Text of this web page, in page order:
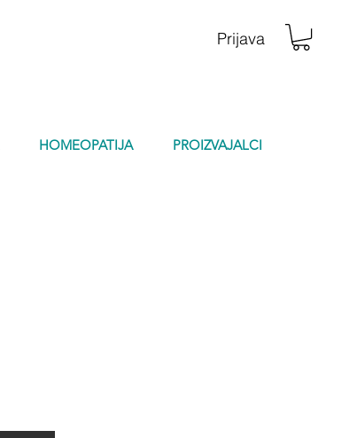
Prijava
HOMEOPATIJA PROIZVAJALCI